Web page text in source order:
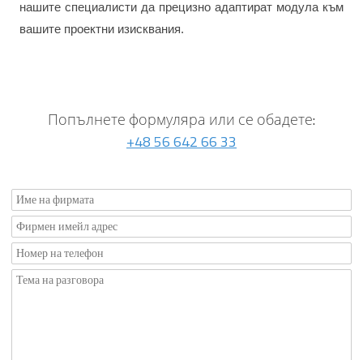
нашите специалисти да прецизно адаптират модула към
вашите проектни изисквания.
Попълнете формуляра или се обадете:
+48 56 642 66 33